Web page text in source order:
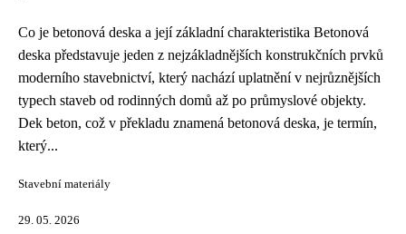
Co je betonová deska a její základní charakteristika Betonová
deska představuje jeden z nejzákladnějších konstrukčních prvků
moderního stavebnictví, který nachází uplatnění v nejrůznějších
typech staveb od rodinných domů až po průmyslové objekty.
Dek beton, což v překladu znamená betonová deska, je termín,
který...
Stavební materiály
29. 05. 2026